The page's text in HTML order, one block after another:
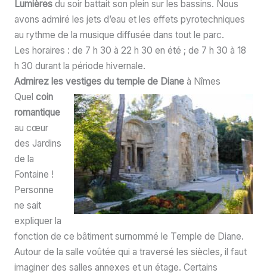
Lumièresdu soir battait son plein sur les bassins. Nous
avons admiré les jets d’eau et les effets pyrotechniques
au rythme de la musique diffusée dans tout le parc.
Les horaires : de 7 h 30 à 22 h 30 en été ; de 7 h 30 à 18
h 30 durant la période hivernale.
Admirez les vestiges du temple de Dianeà Nîmes
Quel coin
romantique
au cœur
des Jardins
de la
Fontaine !
Personne
ne sait
expliquer la
fonction de ce bâtiment surnommé le Temple de Diane.
Autour de la salle voûtée qui a traversé les siècles, il faut
imaginer des salles annexes et un étage. Certains